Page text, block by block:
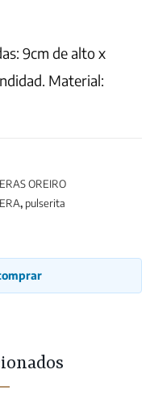
9cm de alto x
Material:
OREIRO
, pulserita